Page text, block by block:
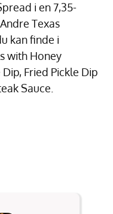
i en 7,35-
Texas
kan finde i
with Honey
Fried Pickle Dip
Sauce.